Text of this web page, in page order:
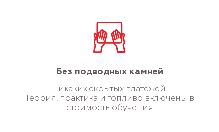
узнать цену
Без подводных камней
Никаких скрытых платежей.
Теория, практика и топливо включены в
стоимость обучения